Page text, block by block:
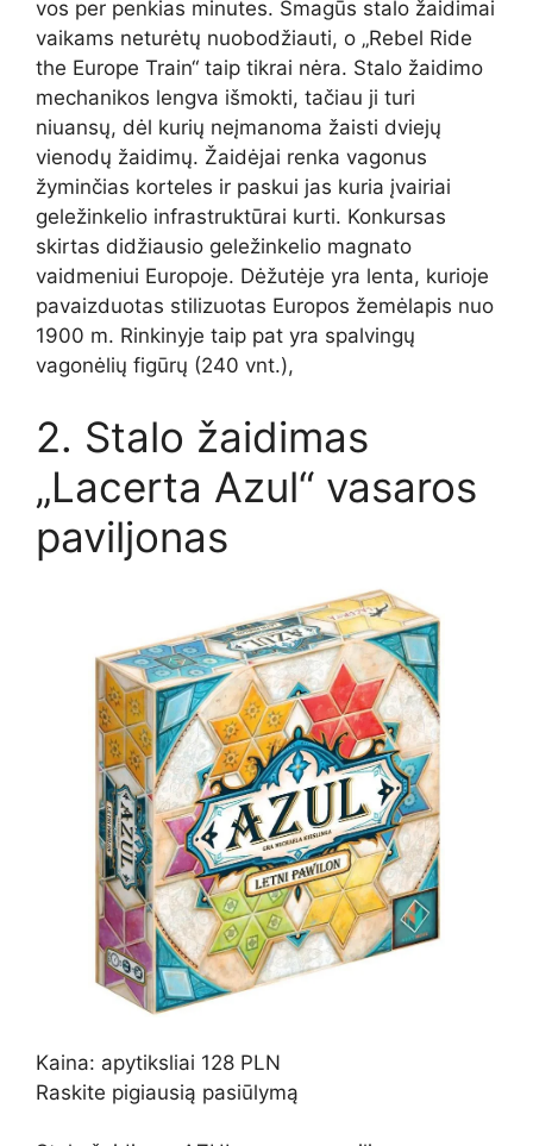
vos per penkias minutes. Smagūs stalo žaidimai
vaikams neturėtų nuobodžiauti, o „Rebel Ride
the Europe Train“ taip tikrai nėra. Stalo žaidimo
mechanikos lengva išmokti, tačiau ji turi
niuansų, dėl kurių neįmanoma žaisti dviejų
vienodų žaidimų. Žaidėjai renka vagonus
žyminčias korteles ir paskui jas kuria įvairiai
geležinkelio infrastruktūrai kurti. Konkursas
skirtas didžiausio geležinkelio magnato
vaidmeniui Europoje. Dėžutėje yra lenta, kurioje
pavaizduotas stilizuotas Europos žemėlapis nuo
1900 m. Rinkinyje taip pat yra spalvingų
vagonėlių figūrų (240 vnt.),
2. Stalo žaidimas
„Lacerta Azul“ vasaros
paviljonas
Kaina: apytiksliai 128 PLN
Raskite pigiausią pasiūlymą